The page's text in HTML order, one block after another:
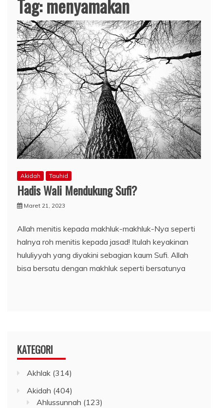
Tag:menyamakan
Akidah Tauhid
Hadis Wali Mendukung Sufi?
Maret 21, 2023
Allah menitis kepada makhluk-makhluk-Nya seperti
halnya roh menitis kepada jasad! Itulah keyakinan
hululiyyah yang diyakini sebagian kaum Sufi. Allah
bisa bersatu dengan makhluk seperti bersatunya
KATEGORI
Akhlak (314)
Akidah (404)
Ahlussunnah (123)